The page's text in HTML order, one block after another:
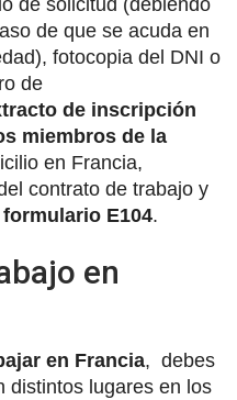
de solicitud (debiendo
de que se acuda en
fotocopia del DNI o
de
de inscripción
miembros de la
en Francia,
contrato de trabajo y
formulario E104.
en
en Francia, debes
distintos lugares en los